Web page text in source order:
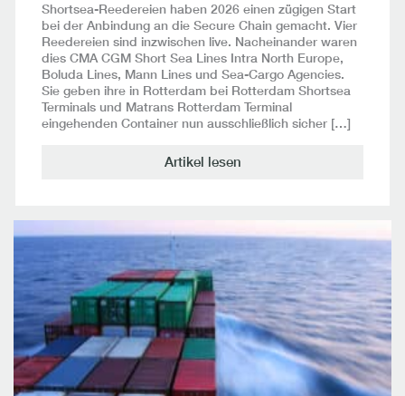
Shortsea-Reedereien haben 2026 einen zügigen Start
bei der Anbindung an die Secure Chain gemacht. Vier
Reedereien sind inzwischen live. Nacheinander waren
dies CMA CGM Short Sea Lines Intra North Europe,
Boluda Lines, Mann Lines und Sea-Cargo Agencies.
Sie geben ihre in Rotterdam bei Rotterdam Shortsea
Terminals und Matrans Rotterdam Terminal
eingehenden Container nun ausschließlich sicher […]
Artikel lesen